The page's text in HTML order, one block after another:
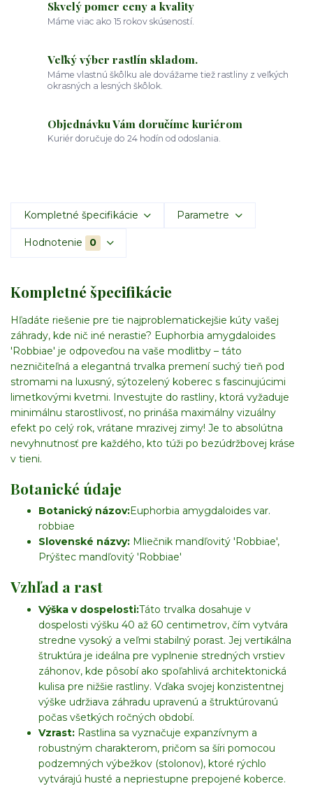
Skvelý pomer ceny a kvality
Máme viac ako 15 rokov skúseností.
Veľký výber rastlín skladom.
Máme vlastnú škôlku ale dovážame tiež rastliny z veľkých
okrasných a lesných škôlok.
Objednávku Vám doručíme kuriérom
Kuriér doručuje do 24 hodín od odoslania.
Kompletné špecifikácie Parametre
Hodnotenie 0
Kompletné špecifikácie
Hľadáte riešenie pre tie najproblematickejšie kúty vašej
záhrady, kde nič iné nerastie? Euphorbia amygdaloides
'Robbiae' je odpoveďou na vaše modlitby – táto
nezničiteľná a elegantná trvalka premení suchý tieň pod
stromami na luxusný, sýtozelený koberec s fascinujúcimi
limetkovými kvetmi. Investujte do rastliny, ktorá vyžaduje
minimálnu starostlivosť, no prináša maximálny vizuálny
efekt po celý rok, vrátane mrazivej zimy! Je to absolútna
nevyhnutnosť pre každého, kto túži po bezúdržbovej kráse
v tieni.
Botanické údaje
Botanický názov:Euphorbia amygdaloides var.
robbiae
Slovenské názvy: Mliečnik mandľovitý 'Robbiae',
Prýštec mandľovitý 'Robbiae'
Vzhľad a rast
Výška v dospelosti:Táto trvalka dosahuje v
dospelosti výšku 40 až 60 centimetrov, čím vytvára
stredne vysoký a veľmi stabilný porast. Jej vertikálna
štruktúra je ideálna pre vyplnenie stredných vrstiev
záhonov, kde pôsobí ako spoľahlivá architektonická
kulisa pre nižšie rastliny. Vďaka svojej konzistentnej
výške udržiava záhradu upravenú a štruktúrovanú
počas všetkých ročných období.
Vzrast: Rastlina sa vyznačuje expanzívnym a
robustným charakterom, pričom sa šíri pomocou
podzemných výbežkov (stolonov), ktoré rýchlo
vytvárajú husté a nepriestupne prepojené koberce.